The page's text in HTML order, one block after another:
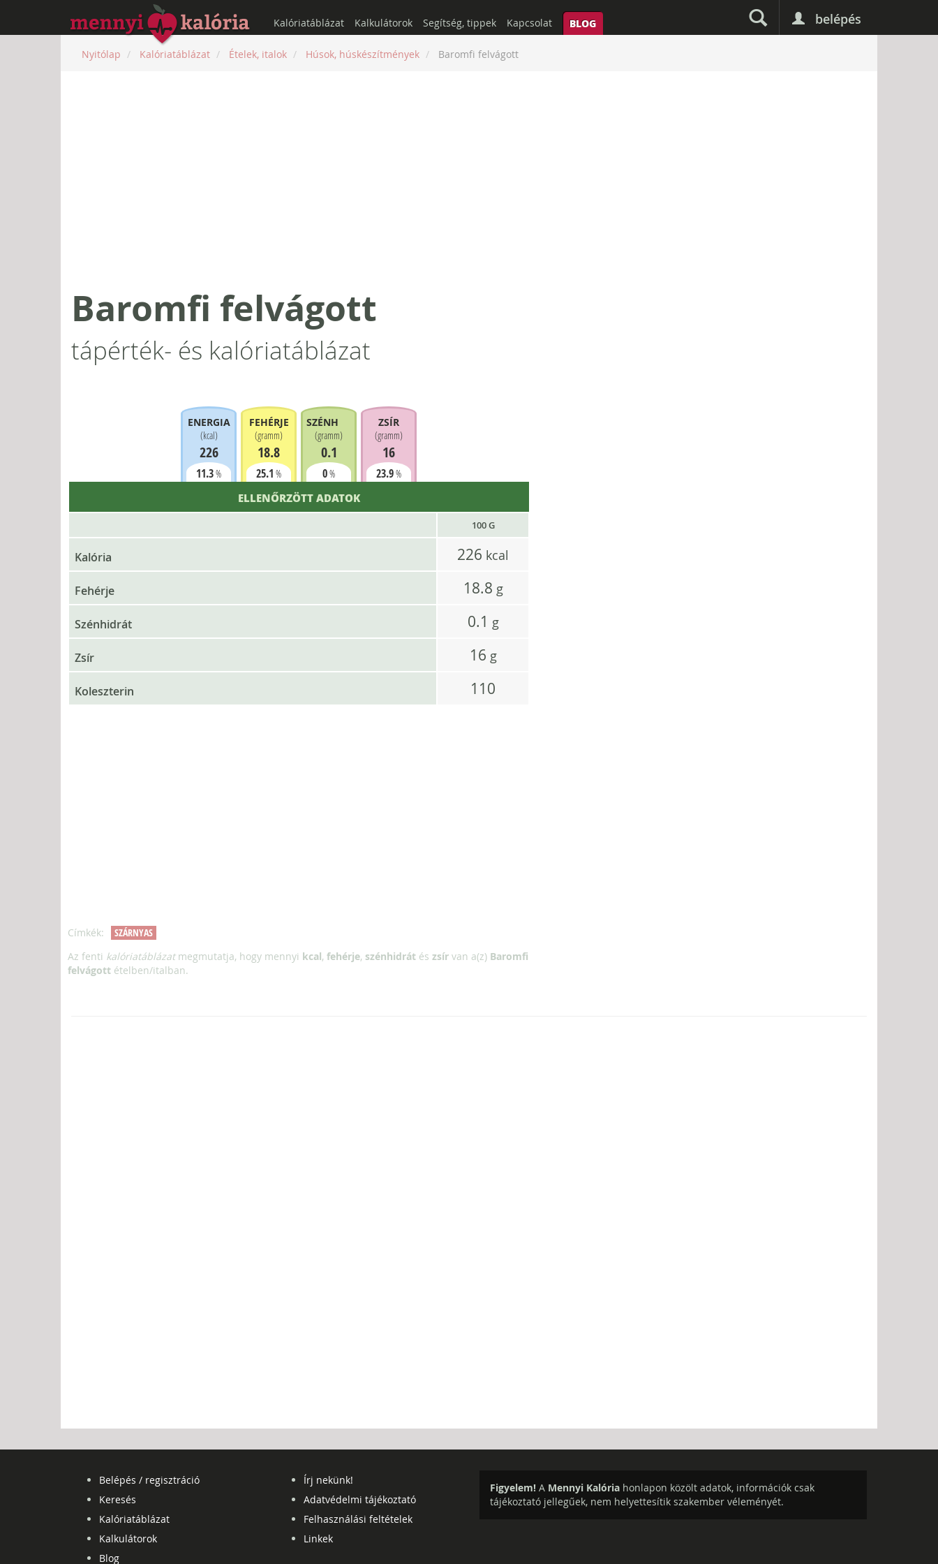
belépés
Kalóriatáblázat Kalkulátorok Segítség, tippek Kapcsolat BLOG
Nyitólap Kalóriatáblázat Ételek, italok Húsok, húskészítmények Baromfi felvágott
Baromfi felvágott
tápérték- és kalóriatáblázat
ENERGIA
(kcal)
226
11.3%
FEHÉRJE
(gramm)
18.8
25.1 %
SZÉNHIDRÁT
(gramm)
0.1
0%
ZSÍR
(gramm)
16
23.9%
ELLENŐRZÖTT ADATOK
100 G
Kalória 226 kcal
Fehérje 18.8 g
Szénhidrát 0.1 g
Zsír 16 g
Koleszterin 110
Címkék:
SZÁRNYAS
Az fenti kalóriatáblázatmegmutatja, hogy mennyi kcal, fehérje, szénhidrát és zsír van a(z) Baromfi
felvágott ételben/italban.
Belépés / regisztráció
Keresés
Kalóriatáblázat
Kalkulátorok
Blog
Írj nekünk!
Adatvédelmi tájékoztató
Felhasználási feltételek
Linkek
Figyelem! A Mennyi Kalória honlapon közölt adatok, információk csak
tájékoztató jellegűek, nem helyettesítik szakember véleményét.